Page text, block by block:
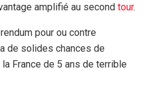
amplifié au second tour.
pour ou contre
de solides chances de
France de 5 ans de terrible